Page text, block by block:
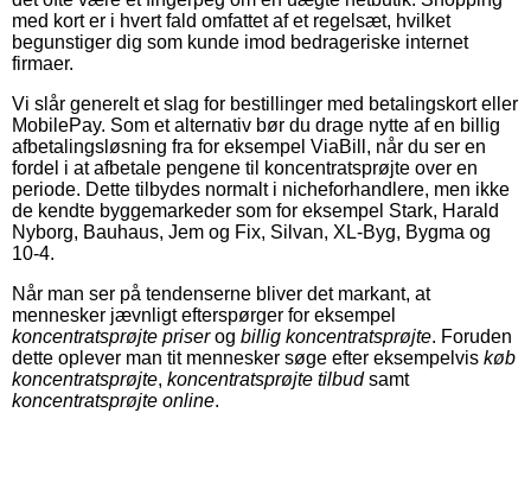
med kort er i hvert fald omfattet af et regelsæt, hvilket
begunstiger dig som kunde imod bedrageriske internet
firmaer.
Vi slår generelt et slag for bestillinger med betalingskort eller
MobilePay. Som et alternativ bør du drage nytte af en billig
afbetalingsløsning fra for eksempel ViaBill, når du ser en
fordel i at afbetale pengene til koncentratsprøjte over en
periode. Dette tilbydes normalt i nicheforhandlere, men ikke
de kendte byggemarkeder som for eksempel Stark, Harald
Nyborg, Bauhaus, Jem og Fix, Silvan, XL-Byg, Bygma og
10-4.
Når man ser på tendenserne bliver det markant, at
mennesker jævnligt efterspørger for eksempel
koncentratsprøjte priserog billig koncentratsprøjte. Foruden
dette oplever man tit mennesker søge efter eksempelvis køb
koncentratsprøjte, koncentratsprøjte tilbudsamt
koncentratsprøjte online.